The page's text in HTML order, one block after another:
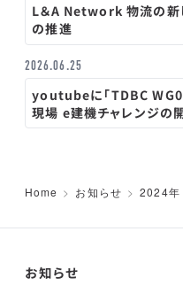
L＆A Network 物流の新しい未来を実現するデジタル化
の推進
2026.06.25
youtubeに「TDBC
現場 e建機チャレンジの
Home お知らせ 2024年
お知らせ